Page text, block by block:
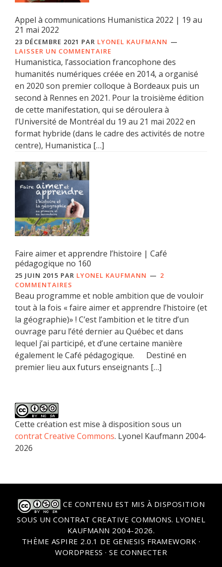
Appel à communications Humanistica 2022 | 19 au
21 mai 2022
23 DÉCEMBRE 2021 PAR LYONEL KAUFMANN
LAISSER UN COMMENTAIRE
Humanistica, l’association francophone des
humanités numériques créée en 2014, a organisé
en 2020 son premier colloque à Bordeaux puis un
second à Rennes en 2021. Pour la troisième édition
de cette manifestation, qui se déroulera à
l’Université de Montréal du 19 au 21 mai 2022 en
format hybride (dans le cadre des activités de notre
centre), Humanistica […]
Faire aimer et apprendre l’histoire | Café
pédagogique no 160
25 JUIN 2015 PAR LYONEL KAUFMANN
2
COMMENTAIRES
Beau programme et noble ambition que de vouloir
tout à la fois « faire aimer et apprendre l’histoire (et
la géographie)» ! C’est l’ambition et le titre d’un
ouvrage paru l’été dernier au Québec et dans
lequel j’ai participé, et d’une certaine manière
également le Café pédagogique. Destiné en
premier lieu aux futurs enseignants […]
Cette création est mise à disposition sous un
contrat Creative Commons. Lyonel Kaufmann 2004-
2026
CE CONTENU EST MIS À DISPOSITION
SOUS UN CONTRAT CREATIVE COMMONS. LYONEL
KAUFMANN 2004-2026.
THÈME ASPIRE 2.0.1 DE GENESIS FRAMEWORK ·
WORDPRESS · SE CONNECTER